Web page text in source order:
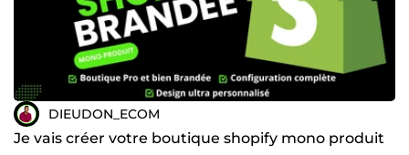
DIEUDON_ECOM
Je vais créer votre boutique shopify mono produit